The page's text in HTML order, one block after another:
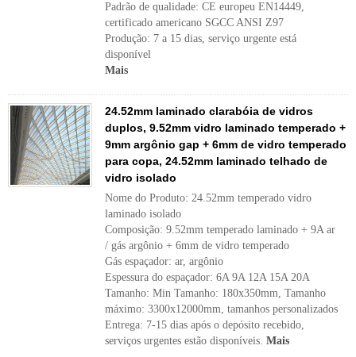
Padrão de qualidade: CE europeu EN14449,
certificado americano SGCC ANSI Z97
Produção: 7 a 15 dias, serviço urgente está
disponível
Mais
24.52mm laminado clarabóia de vidros
duplos, 9.52mm vidro laminado temperado +
9mm argônio gap + 6mm de vidro temperado
para copa, 24.52mm laminado telhado de
vidro isolado
Nome do Produto: 24.52mm temperado vidro
laminado isolado
Composição: 9.52mm temperado laminado + 9A ar
/ gás argônio + 6mm de vidro temperado
Gás espaçador: ar, argônio
Espessura do espaçador: 6A 9A 12A 15A 20A
Tamanho: Min Tamanho: 180x350mm, Tamanho
máximo: 3300x12000mm, tamanhos personalizados
Entrega: 7-15 dias após o depósito recebido,
serviços urgentes estão disponíveis. Mais